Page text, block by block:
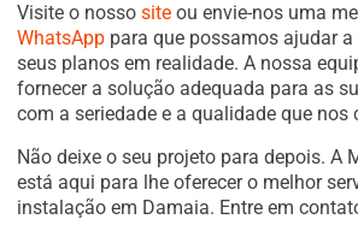
Visite o nosso site ou envie-nos uma
WhatsApp para que possamos ajudar
seus planos em realidade. A nossa
fornecer a solução adequada para as
com a seriedade e a qualidade que nos
Não deixe o seu projeto para depois. A
está aqui para lhe oferecer o melhor
instalação em Damaia. Entre em